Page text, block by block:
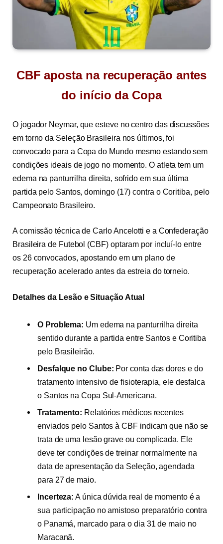
CBF aposta na recuperação antes
do início da Copa
O jogador Neymar, que esteve no centro das discussões
em torno da Seleção Brasileira nos últimos, foi
convocado para a Copa do Mundo mesmo estando sem
condições ideais de jogo no momento. O atleta tem um
edema na panturrilha direita, sofrido em sua última
partida pelo Santos, domingo (17) contra o Coritiba, pelo
Campeonato Brasileiro.
A comissão técnica de Carlo Ancelotti e a Confederação
Brasileira de Futebol (CBF) optaram por incluí-lo entre
os 26 convocados, apostando em um plano de
recuperação acelerado antes da estreia do torneio.
Detalhes da Lesão e Situação Atual
O Problema: Um edema na panturrilha direita
sentido durante a partida entre Santos e Coritiba
pelo Brasileirão.
Desfalque no Clube: Por conta das dores e do
tratamento intensivo de fisioterapia, ele desfalca
o Santos na Copa Sul-Americana.
Tratamento: Relatórios médicos recentes
enviados pelo Santos à CBF indicam que não se
trata de uma lesão grave ou complicada. Ele
deve ter condições de treinar normalmente na
data de apresentação da Seleção, agendada
para 27 de maio.
Incerteza: A única dúvida real de momento é a
sua participação no amistoso preparatório contra
o Panamá, marcado para o dia 31 de maio no
Maracanã.